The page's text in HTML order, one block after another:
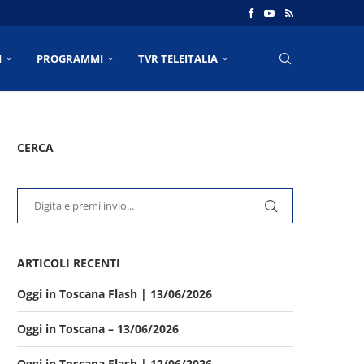
PROGRAMMI TVR TELEITALIA
CERCA
ARTICOLI RECENTI
Oggi in Toscana Flash | 13/06/2026
Oggi in Toscana – 13/06/2026